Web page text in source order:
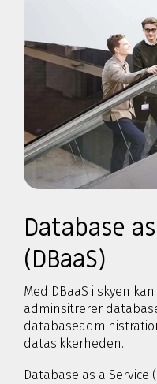
Database
(DBaaS)
Med DBaaS i skyen
adminsitrerer
datasikkerheden.
Database as a Service